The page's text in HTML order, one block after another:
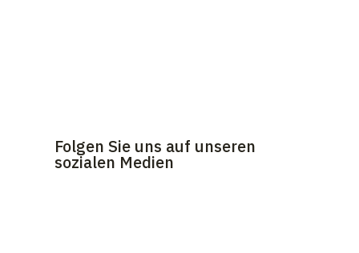
Folgen Sie uns auf unseren
sozialen Medien